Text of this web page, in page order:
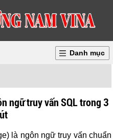
Danh mục
ngữ truy vấn SQL trong 3
là ngôn ngữ truy vấn chuẩn